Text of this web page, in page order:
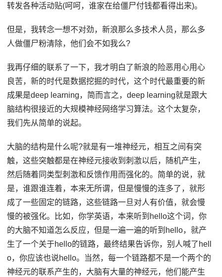
转发各种活动贴(呵呵，谁家在给僵尸付钱都看得出来)。
但是，我转念一想不对劲，新浪那么多技术人员，那么多
人做僵尸粉清除，他们会不如我么?
我再仔细的联系了一下，我才明白了新浪的险恶用心用心
良苦，新的时代是数据挖掘的时代，这个时代最重要的新
成果是deep learning，简而言之，deep learning就是跟大
脑结构很接近的大规模神经网络学习算法。这个太复杂，
我们先从简单的说起。
大脑的结构是什么呢?就是有一堆神经元，相互之间有突
触，这些突触都是在神经元接收到刺激以后，随机产生，
然后随着同类型刺激和反馈作用而强化的。简单的说，就
是，谁跟谁连着，本来无所谓，但是慢慢的连多了，就形
成了一些固定的链路，这些链路一旦对人有价值，就会慢
慢的被强化。比如，你学英语，本来听到hello这个词，你
的大脑不知道怎么反应，但是一遍一遍的听到hello，就产
生了一个关于hello的链路，最终结果告诉你，别人喊了hell
o，你应该也说hello。当然，每一个链路都不是一个两个的
神经元的联系产生的，大脑有大量的神经元，他们能产生